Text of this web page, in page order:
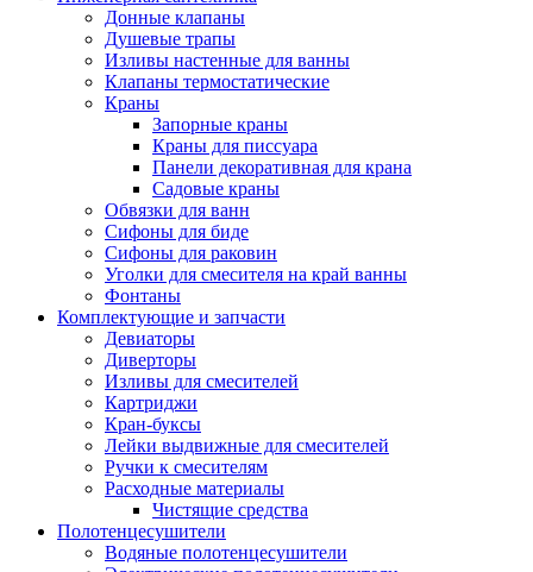
Донные клапаны
Душевые трапы
Изливы настенные для ванны
Клапаны термостатические
Краны
Запорные краны
Краны для писсуара
Панели декоративная для крана
Садовые краны
Обвязки для ванн
Сифоны для биде
Сифоны для раковин
Уголки для смесителя на край ванны
Фонтаны
Комплектующие и запчасти
Девиаторы
Диверторы
Изливы для смесителей
Картриджи
Кран-буксы
Лейки выдвижные для смесителей
Ручки к смесителям
Расходные материалы
Чистящие средства
Полотенцесушители
Водяные полотенцесушители